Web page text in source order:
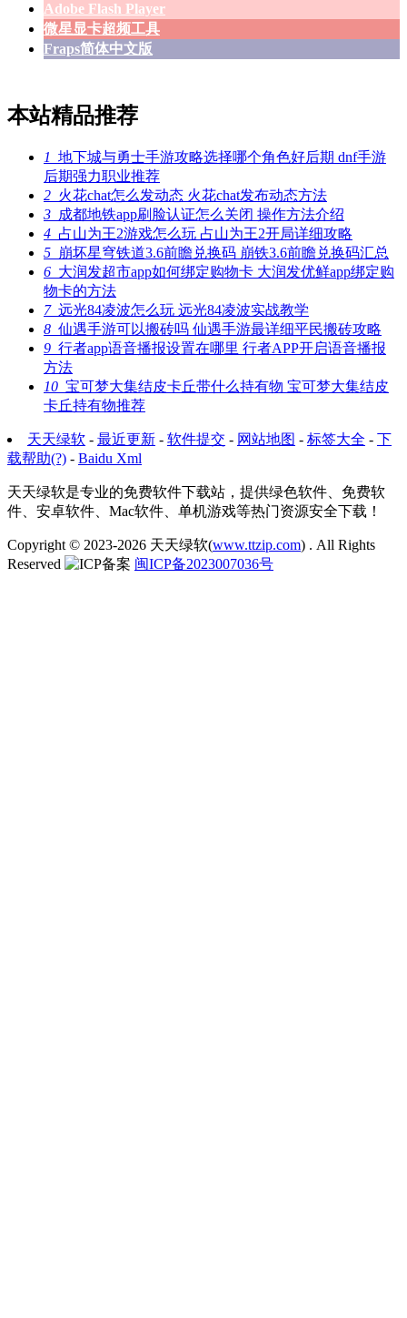
Adobe Flash Player
微星显卡超频工具
Fraps简体中文版
本站精品推荐
1 地下城与勇士手游攻略选择哪个角色好后期 dnf手游
后期强力职业推荐
2 火花chat怎么发动态 火花chat发布动态方法
3 成都地铁app刷脸认证怎么关闭 操作方法介绍
4 占山为王2游戏怎么玩 占山为王2开局详细攻略
5 崩坏星穹铁道3.6前瞻兑换码 崩铁3.6前瞻兑换码汇总
6 大润发超市app如何绑定购物卡 大润发优鲜app绑定购
物卡的方法
7远光84凌波怎么玩 远光84凌波实战教学
8 仙遇手游可以搬砖吗 仙遇手游最详细平民搬砖攻略
9 行者app语音播报设置在哪里 行者APP开启语音播报
方法
10 宝可梦大集结皮卡丘带什么持有物 宝可梦大集结皮
卡丘持有物推荐
天天绿软 - 最近更新 - 软件提交 - 网站地图 - 标签大全 - 下
载帮助(?) - Baidu Xml
天天绿软是专业的免费软件下载站，提供绿色软件、免费软
件、安卓软件、Mac软件、单机游戏等热门资源安全下载！
Copyright © 2023-2026 天天绿软(www.ttzip.com) . All Rights
Reserved
闽ICP备2023007036号